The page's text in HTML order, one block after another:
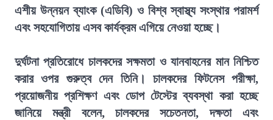
এশীয় উন্নয়ন ব্যাংক (এডিবি) ও বিশ্ব স্বাস্থ্য সংস্থার পরামর্শ
এবং সহযোগিতায় এসব কার্যক্রম এগিয়ে নেওয়া হচ্ছে।
দুর্ঘটনা প্রতিরোধে চালকদের সক্ষমতা ও যানবাহনের মান নিশ্চিত
করার ওপর গুরুত্ব দেন তিনি। চালকদের ফিটনেস পরীক্ষা,
প্রয়োজনীয় প্রশিক্ষণ এবং ডোপ টেস্টের ব্যবস্থা করা হচ্ছে
জানিয়ে মন্ত্রী বলেন, চালকদের সচেতনতা, দক্ষতা এবং